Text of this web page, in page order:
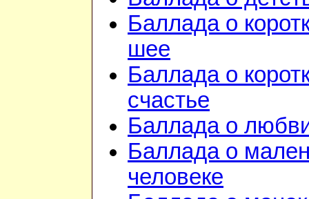
Баллада о
шее
Баллада о
счастье
Баллада о
Баллада о
человеке